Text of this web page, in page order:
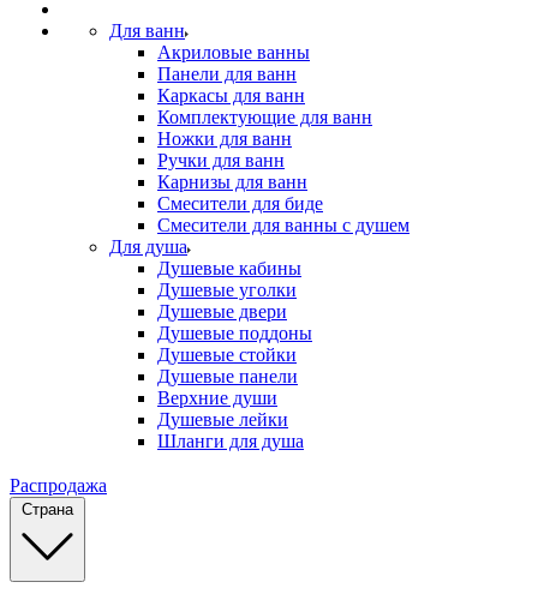
Для ванн
Акриловые ванны
Панели для ванн
Каркасы для ванн
Комплектующие для ванн
Ножки для ванн
Ручки для ванн
Карнизы для ванн
Смесители для биде
Смесители для ванны с душем
Для душа
Душевые кабины
Душевые уголки
Душевые двери
Душевые поддоны
Душевые стойки
Душевые панели
Верхние души
Душевые лейки
Шланги для душа
Распродажа
Страна